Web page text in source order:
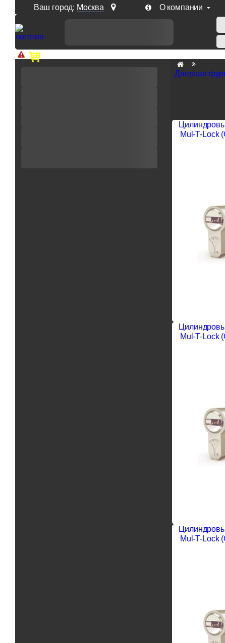
Ваш город: Москва О компании
Доп. скидка от цен на сайте 7% при заказе от 50
Дверная
Mul-T-Lock
Mul-T-Lock
Mul-T-Lock